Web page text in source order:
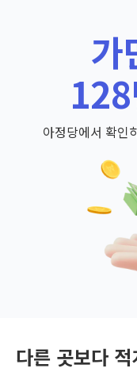
가
아정당에서 확인
다른 곳보다